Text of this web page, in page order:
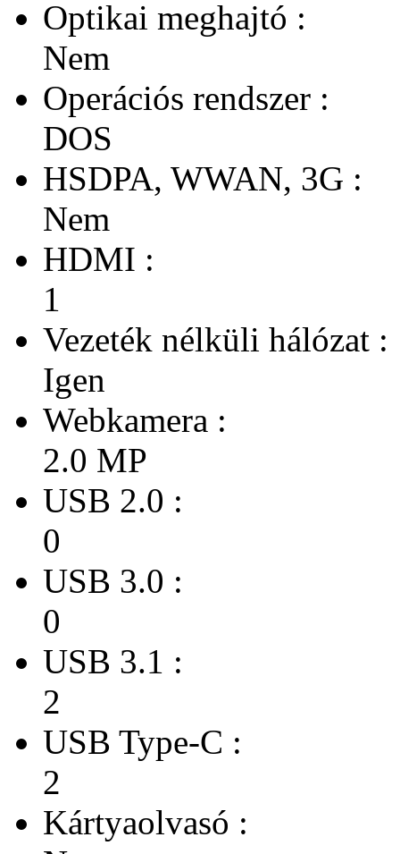
Optikai meghajtó :
Nem
Operációs rendszer :
DOS
HSDPA, WWAN, 3G :
Nem
HDMI :
1
Vezeték nélküli hálózat :
Igen
Webkamera :
2.0 MP
USB 2.0 :
0
USB 3.0 :
0
USB 3.1 :
2
USB Type-C :
2
Kártyaolvasó :